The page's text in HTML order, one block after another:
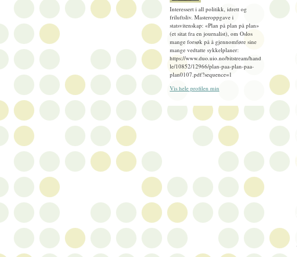
Interessert i all politikk, idrett og
friluftsliv. Masteroppgave i
statsvitenskap: «Plan på plan på plan»
(et sitat fra en journalist), om Oslos
mange forsøk på å gjennomføre sine
mange vedtatte sykkelplaner:
https://www.duo.uio.no/bitstream/hand
le/10852/12966/plan-paa-plan-paa-
plan0107.pdf?sequence=1
Vis hele profilen min